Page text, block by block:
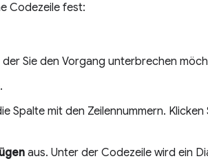
Codezeile fest:
Sie den Vorgang unterbrechen
Spalte mit den Zeilennummern.
aus. Unter der Codezeile wird ein